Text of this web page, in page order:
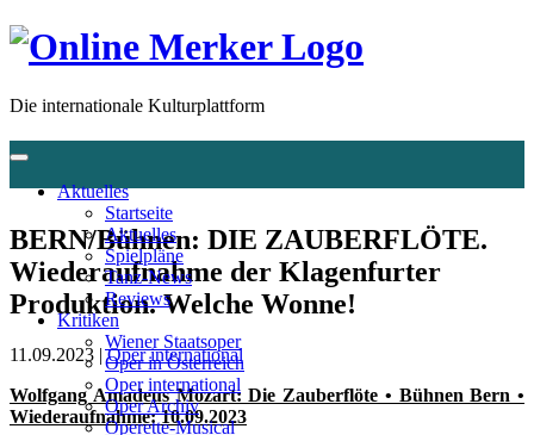
Die internationale Kulturplattform
Aktuelles
Startseite
Aktuelles
Spielpläne
Tanz-News
Reviews
Kritiken
Wiener Staatsoper
Oper in Österreich
Oper international
Oper Archiv
Operette-Musical
BERN/Bühnen: DIE ZAUBERFLÖTE.
Wiederaufnahme der Klagenfurter
Produktion. Welche Wonne!
11.09.2023 |Oper international
Wolfgang Amadeus Mozart: Die Zauberflöte • Bühnen Bern •
Wiederaufnahme: 10.09.2023